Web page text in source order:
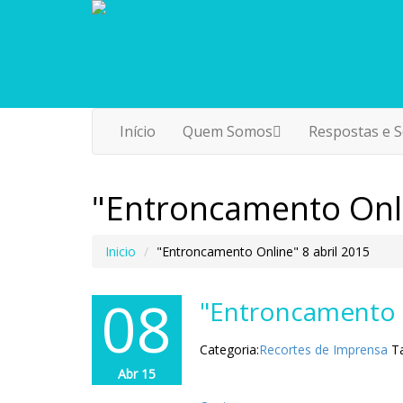
Início Quem Somos Respostas e
"Entroncamento
Inicio "Entroncamento Online" 8 abril 2015
08
Abr 15
"Entroncamento
Categoria:Recortes de Imprensa